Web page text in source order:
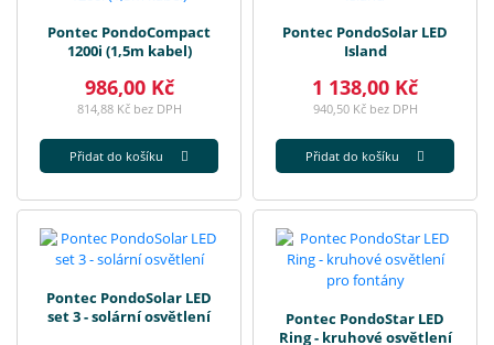
Pontec PondoCompact
1200i (1,5m kabel)
986,00 Kč
814,88 Kč bez DPH
Přidat do košíku
Pontec PondoSolar LED
Island
1 138,00 Kč
940,50 Kč bez DPH
Přidat do košíku
Pontec PondoSolar LED
set 3 - solární osvětlení
Pontec PondoStar LED
Ring - kruhové osvětlení